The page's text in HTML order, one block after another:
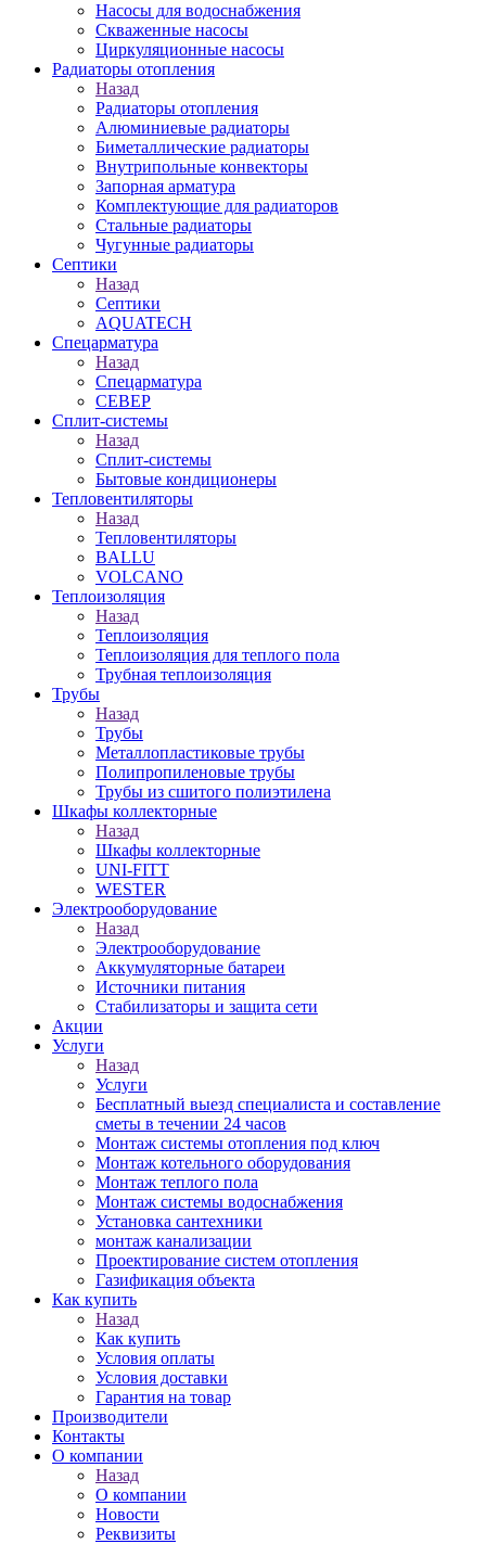
Насосы для водоснабжения
Скваженные насосы
Циркуляционные насосы
Радиаторы отопления
Назад
Радиаторы отопления
Алюминиевые радиаторы
Биметаллические радиаторы
Внутрипольные конвекторы
Запорная арматура
Комплектующие для радиаторов
Стальные радиаторы
Чугунные радиаторы
Септики
Назад
Септики
AQUATECH
Спецарматура
Назад
Спецарматура
СЕВЕР
Сплит-системы
Назад
Сплит-системы
Бытовые кондиционеры
Тепловентиляторы
Назад
Тепловентиляторы
BALLU
VOLCANO
Теплоизоляция
Назад
Теплоизоляция
Теплоизоляция для теплого пола
Трубная теплоизоляция
Трубы
Назад
Трубы
Металлопластиковые трубы
Полипропиленовые трубы
Трубы из сшитого полиэтилена
Шкафы коллекторные
Назад
Шкафы коллекторные
UNI-FITT
WESTER
Электрооборудование
Назад
Электрооборудование
Аккумуляторные батареи
Источники питания
Стабилизаторы и защита сети
Акции
Услуги
Назад
Услуги
Бесплатный выезд специалиста и составление
сметы в течении 24 часов
Монтаж системы отопления под ключ
Монтаж котельного оборудования
Монтаж теплого пола
Монтаж системы водоснабжения
Установка сантехники
монтаж канализации
Проектирование систем отопления
Газификация объекта
Как купить
Назад
Как купить
Условия оплаты
Условия доставки
Гарантия на товар
Производители
Контакты
О компании
Назад
О компании
Новости
Реквизиты